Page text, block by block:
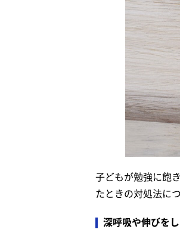
子どもが勉強に飽
たときの対処法に
深呼吸や伸びを